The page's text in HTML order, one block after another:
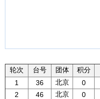
轮次
台号 团体 积分
1
36 北京 0
2
46 北京 0